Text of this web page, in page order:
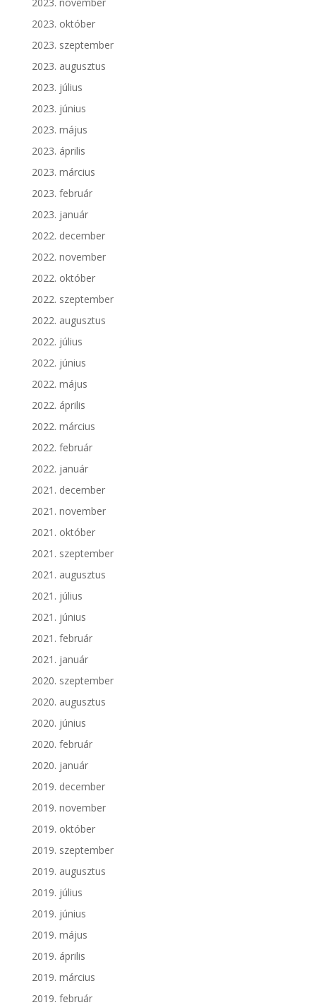
2023. október
2023. szeptember
2023. augusztus
2023. július
2023. június
2023. május
2023. április
2023. március
2023. február
2023. január
2022. december
2022. november
2022. október
2022. szeptember
2022. augusztus
2022. július
2022. június
2022. május
2022. április
2022. március
2022. február
2022. január
2021. december
2021. november
2021. október
2021. szeptember
2021. augusztus
2021. július
2021. június
2021. február
2021. január
2020. szeptember
2020. augusztus
2020. június
2020. február
2020. január
2019. december
2019. november
2019. október
2019. szeptember
2019. augusztus
2019. július
2019. június
2019. május
2019. április
2019. március
2019. február